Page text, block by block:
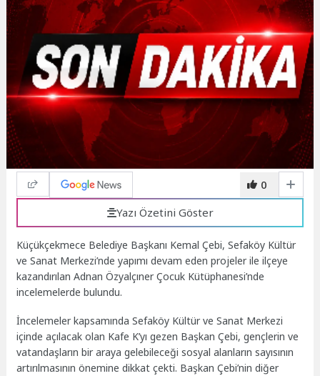
0
Yazı Özetini Göster
Küçükçekmece Belediye Başkanı Kemal Çebi, Sefaköy Kültür
ve Sanat Merkezi’nde yapımı devam eden projeler ile ilçeye
kazandırılan Adnan Özyalçıner Çocuk Kütüphanesi’nde
incelemelerde bulundu.
İncelemeler kapsamında Sefaköy Kültür ve Sanat Merkezi
içinde açılacak olan Kafe K’yı gezen Başkan Çebi, gençlerin ve
vatandaşların bir araya gelebileceği sosyal alanların sayısının
artırılmasının önemine dikkat çekti. Başkan Çebi’nin diğer